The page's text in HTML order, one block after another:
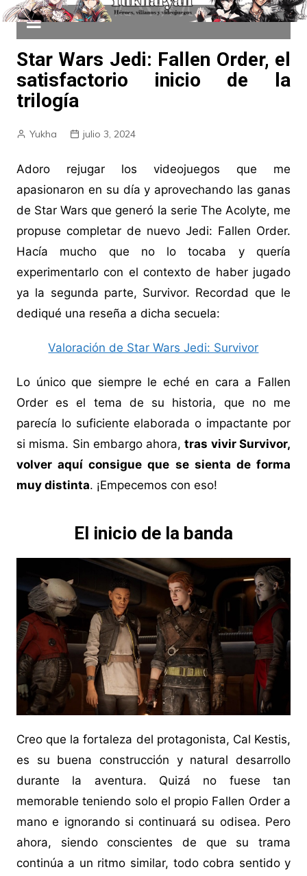
Star Wars Jedi: Fallen Order, el
satisfactorio inicio de la
trilogía
Yukha julio 3, 2024
Adoro rejugar los videojuegos que me
apasionaron en su día y aprovechando las ganas
de Star Wars que generó la serie The Acolyte, me
propuse completar de nuevo Jedi: Fallen Order.
Hacía mucho que no lo tocaba y quería
experimentarlo con el contexto de haber jugado
ya la segunda parte, Survivor. Recordad que le
dediqué una reseña a dicha secuela:
Valoración de Star Wars Jedi: Survivor
Lo único que siempre le eché en cara a Fallen
Order es el tema de su historia, que no me
parecía lo suficiente elaborada o impactante por
si misma. Sin embargo ahora,tras vivir Survivor,
volver aquí consigue que se sienta de forma
muy distinta. ¡Empecemos con eso!
El inicio de la banda
Creo que la fortaleza del protagonista, Cal Kestis,
es su buena construcción y natural desarrollo
durante la aventura. Quizá no fuese tan
memorable teniendo solo el propio Fallen Order a
mano e ignorando si continuará su odisea. Pero
ahora, siendo conscientes de que su trama
continúa a un ritmo similar, todo cobra sentido y